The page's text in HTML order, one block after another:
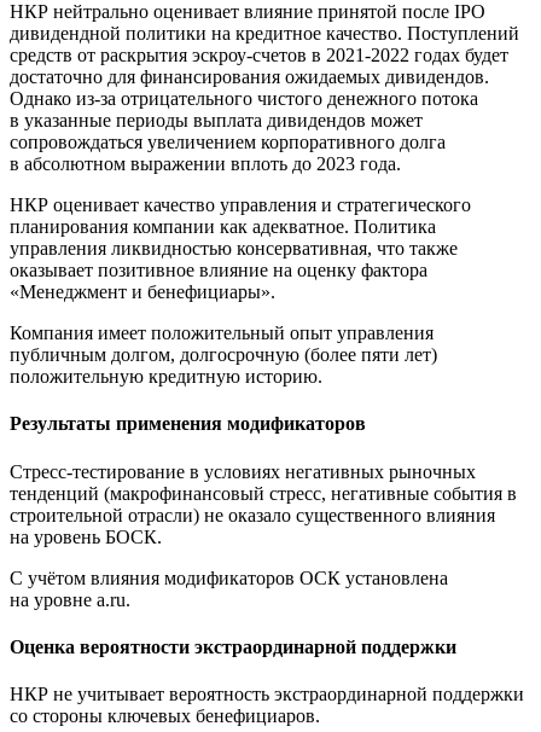
НКР нейтрально оценивает влияние принятой после IPO
дивидендной политики на кредитное качество. Поступлений
средств от раскрытия эскроу-счетов в 2021-2022 годах будет
достаточно для финансирования ожидаемых дивидендов.
Однако из-за отрицательного чистого денежного потока
в указанные периоды выплата дивидендов может
сопровождаться увеличением корпоративного долга
в абсолютном выражении вплоть до 2023 года.
НКР оценивает качество управления и стратегического
планирования компании как адекватное. Политика
управления ликвидностью консервативная, что также
оказывает позитивное влияние на оценку фактора
«Менеджмент и бенефициары».
Компания имеет положительный опыт управления
публичным долгом, долгосрочную (более пяти лет)
положительную кредитную историю.
Результаты применения модификаторов
Стресс-тестирование в условиях негативных рыночных
тенденций (макрофинансовый стресс, негативные события в
строительной отрасли) не оказало существенного влияния
на уровень БОСК.
С учётом влияния модификаторов ОСК установлена
на уровне a.ru.
Оценка вероятности экстраординарной поддержки
НКР не учитывает вероятность экстраординарной поддержки
со стороны ключевых бенефициаров.